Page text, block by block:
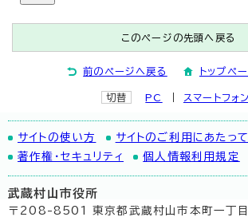
このページの先頭へ戻る
前のページへ戻る トップペ
切替 PC スマートフォン
サイトの使い方
サイトのご利用にあたって
著作権・セキュリティ
個人情報利用規定
武蔵村山市役所
〒208-8501 東京都武蔵村山市本町一丁